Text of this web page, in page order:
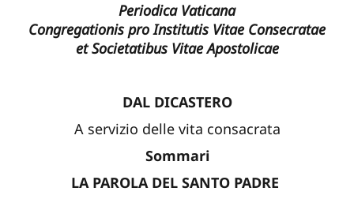
Periodica Vaticana
Congregationis pro Institutis Vitae Consecratae
et Societatibus Vitae Apostolicae
DAL DICASTERO
A servizio delle vita consacrata
Sommari
LA PAROLA DEL SANTO PADRE